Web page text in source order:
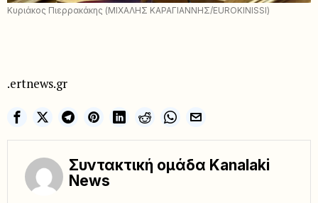
Κυριάκος Πιερρακάκης (ΜΙΧΑΛΗΣ ΚΑΡΑΓΙΑΝΝΗΣ/EUROKINISSI)
.ertnews.gr
Συντακτική ομάδα Kanalaki
News